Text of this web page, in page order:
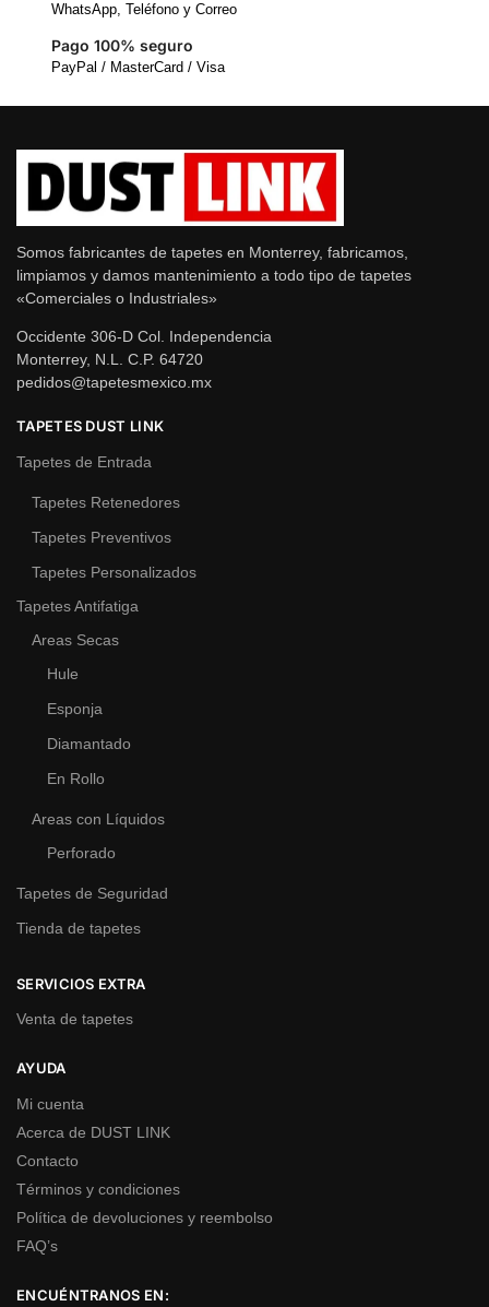
WhatsApp, Teléfono y Correo
Pago 100% seguro
PayPal / MasterCard / Visa
Somos fabricantes de tapetes en Monterrey, fabricamos,
limpiamos y damos mantenimiento a todo tipo de tapetes
«Comerciales o Industriales»
Occidente 306-D Col. Independencia
Monterrey, N.L. C.P. 64720
pedidos@tapetesmexico.mx
TAPETES DUST LINK
Tapetes de Entrada
Tapetes Retenedores
Tapetes Preventivos
Tapetes Personalizados
Tapetes Antifatiga
Areas Secas
Hule
Esponja
Diamantado
En Rollo
Areas con Líquidos
Perforado
Tapetes de Seguridad
Tienda de tapetes
SERVICIOS EXTRA
Venta de tapetes
AYUDA
Mi cuenta
Acerca de DUST LINK
Contacto
Términos y condiciones
Política de devoluciones y reembolso
FAQ’s
ENCUÉNTRANOS EN: